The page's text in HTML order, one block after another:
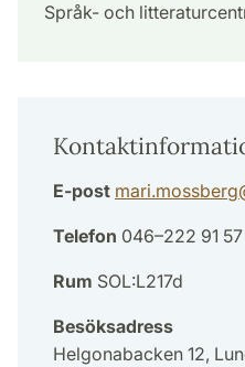
Språk- och
E-post mari.mossberg
Telefon 046–222 91 57
Rum SOL:L217d
Besöksadress
Helgonabacken 12,